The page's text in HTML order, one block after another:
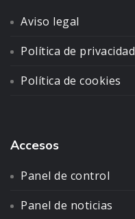
Aviso legal
Política de privacidad
Política de cookies
Accesos
Panel de control
Panel de noticias